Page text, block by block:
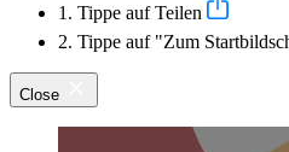
1. Tippe auf Teilen
2. Tippe auf "Zum
Close